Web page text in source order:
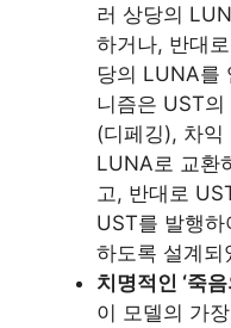
러 상당의
하거나, 반대
당의 LUNA를
니즘은 UST의
(디페깅), 차익
LUNA로 교환
고, 반대로
UST를 발행
하도록 설계되
치명적인 ‘죽
이 모델의 가